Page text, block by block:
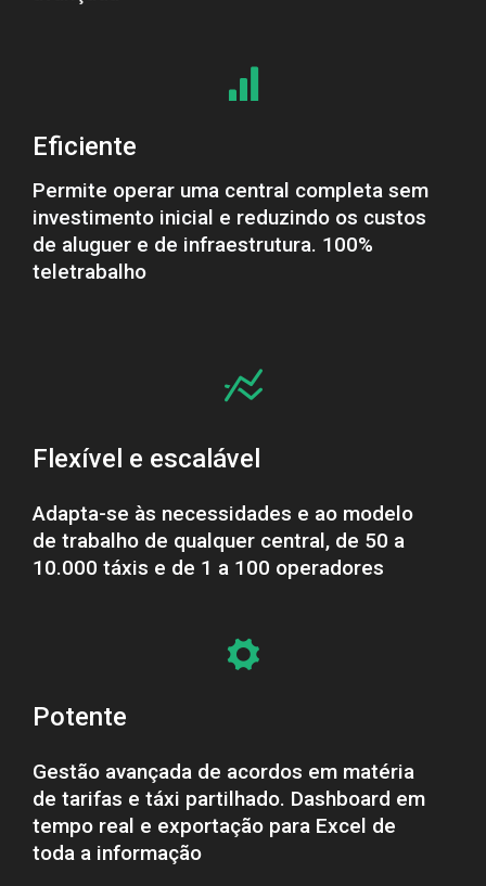
Eficiente
Permite operar uma central completa sem
investimento inicial e reduzindo os custos
de aluguer e de infraestrutura. 100%
teletrabalho
Flexível e escalável
Adapta-se às necessidades e ao modelo
de trabalho de qualquer central, de 50 a
10.000 táxis e de 1 a 100 operadores
Potente
Gestão avançada de acordos em matéria
de tarifas e táxi partilhado. Dashboard em
tempo real e exportação para Excel de
toda a informação